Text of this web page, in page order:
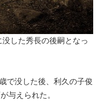
した秀長の後嗣となっ
で没した後、利久の子俊
与えられた。